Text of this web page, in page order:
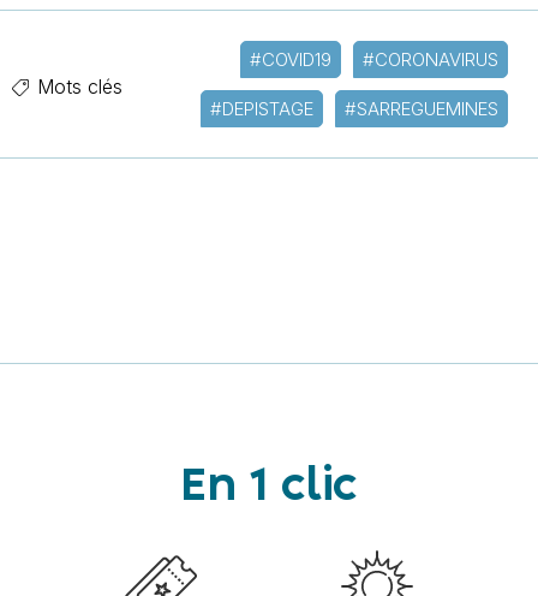
Mots clés
#COVID19 #CORONAVIRUS
#DEPISTAGE #SARREGUEMINES
En 1 clic